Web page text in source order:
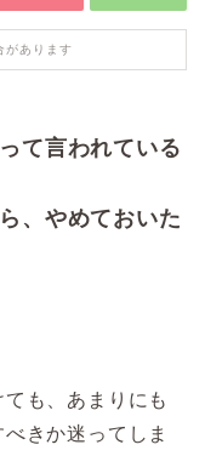
があります
て言われている
、やめておいた
も、あまりにも
きか迷ってしま